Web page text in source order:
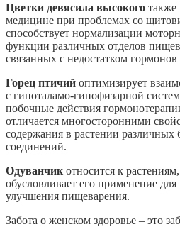
Цветки девясила высокого также
медицине при проблемах со
способствует нормализации
функции различных отделов
связанных с недостатком
Горец птичий оптимизирует
с гипоталамо-гипофизарной
побочные действия
отличается многосторонними
содержания в растении различных
соединений.
Одуванчик относится к
обусловливает его применение
улучшения пищеварения.
Забота о женском здоровье – это